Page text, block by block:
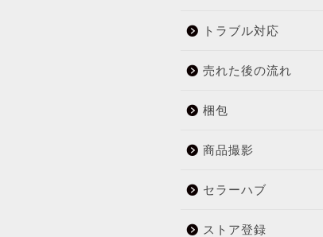
トラブル対応
売れた後の流れ
梱包
商品撮影
セラーハブ
ストア登録